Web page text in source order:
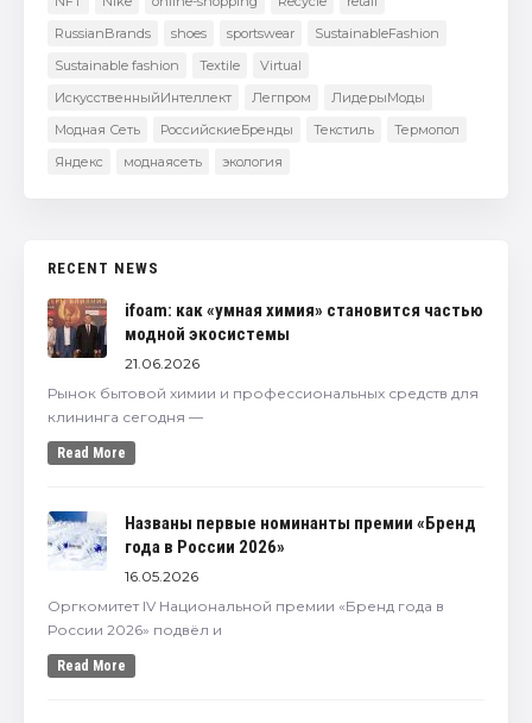
RussianBrands
shoes sportswear
SustainableFashion
Sustainable fashion
Textile
Virtual
ИскусственныйИнтеллект
Легпром
ЛидерыМоды
Модная Сеть
РоссийскиеБренды Текстиль
Термопол
Яндекс
моднаясеть экология
RECENT NEWS
ifoam: как «умная химия» становится частью
модной экосистемы
21.06.2026
Рынок бытовой химии и профессиональных средств для
клининга сегодня —
Read More
Названы первые номинанты премии «Бренд
года в России 2026»
16.05.2026
Оргкомитет IV Национальной премии «Бренд года в
России 2026» подвёл и
Read More